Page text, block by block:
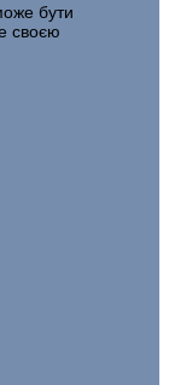
бути
своєю